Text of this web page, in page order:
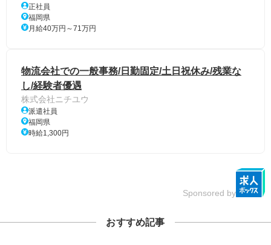
正社員
福岡県
月給40万円～71万円
物流会社での一般事務/日勤固定/土日祝休み/残業な
し/経験者優遇
株式会社ニチユウ
派遣社員
福岡県
時給1,300円
Sponsored by
おすすめ記事